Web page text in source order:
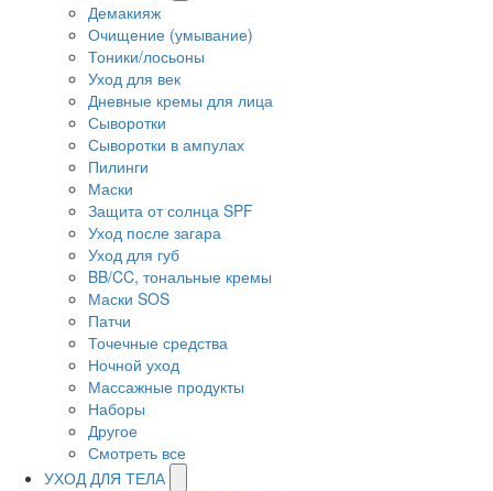
Демакияж
Очищение (умывание)
Тоники/лосьоны
Уход для век
Дневные кремы для лица
Сыворотки
Сыворотки в ампулах
Пилинги
Маски
Защита от солнца SPF
Уход после загара
Уход для губ
BB/CC, тональные кремы
Маски SOS
Патчи
Точечные средства
Ночной уход
Массажные продукты
Наборы
Другое
Смотреть все
УХОД ДЛЯ ТЕЛА